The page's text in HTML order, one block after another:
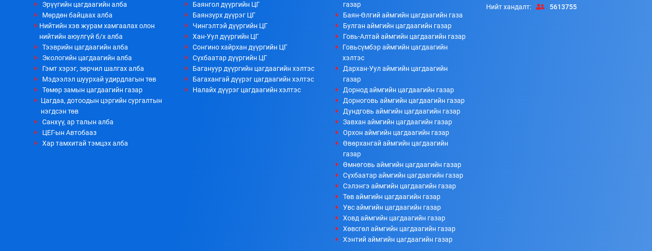
Ахлагч Э.Бумбаяр Монгол Улсын Мэргэн цолны
болзол хангалаа
Эрүүгийн цагдаагийн алба
Мөрдөн байцаах алба
Нийтийн хэв журам хамгаалах олон
нийтийн аюулгүй б/х алба
Тээврийн цагдаагийн алба
Экологийн цагдаагийн алба
Гэмт хэрэг, зөрчил шалгах алба
Мэдээлэл шуурхай удирдлагын төв
Төмөр замын цагдаагийн газар
Цагдаа, дотоодын цэргийн сургалтын
нэгдсэн төв
Санхүү, ар талын алба
ЦЕГ-ын Автобааз
Хар тамхитай тэмцэх алба
Баянгол дүүргийн ЦГ
Баянзүрх дүүрэг ЦГ
Чингэлтэй дүүргийн ЦГ
Хан-Уул дүүргийн ЦГ
Сонгино хайрхан дүүргийн ЦГ
Сүхбаатар дүүргийн ЦГ
Багануур дүүргийн цагдаагийн хэлтэс
Багахангай дүүрэг цагдаагийн хэлтэс
Налайх дүүрэг цагдаагийн хэлтэс
газар
Баян-Өлгий аймгийн цагдаагийн газа
Булган аймгийн цагдаагийн газар
Говь-Алтай аймгийн цагдаагийн газар
Говьсүмбэр аймгийн цагдаагийн
хэлтэс
Дархан-Уул аймгийн цагдаагийн
газар
Дорнод аймгийн цагдаагийн газар
Дорноговь аймгийн цагдаагийн газар
Дундговь аймгийн цагдаагийн газар
Завхан аймгийн цагдаагийн газар
Орхон аймгийн цагдаагийн газар
Өвөрхангай аймгийн цагдаагийн
газар
Өмнөговь аймгийн цагдаагийн газар
Сүхбаатар аймгийн цагдаагийн газар
Сэлэнгэ аймгийн цагдаагийн газар
Төв аймгийн цагдаагийн газар
Увс аймгийн цагдаагийн газар
Ховд аймгийн цагдаагийн газар
Хөвсгөл аймгийн цагдаагийн газар
Хэнтий аймгийн цагдаагийн газар
Нийт хандалт:
5613755